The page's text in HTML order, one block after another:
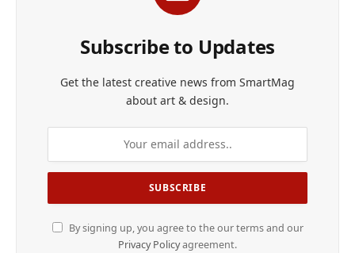
Subscribe to Updates
Get the latest creative news from SmartMag
about art & design.
By signing up, you agree to the our terms and our
Privacy Policyagreement.